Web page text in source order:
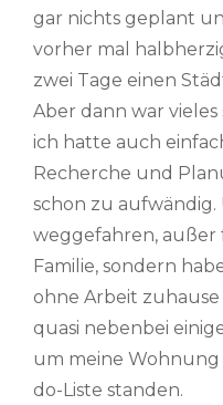
gar nichts geplant
vorher mal
zwei Tage einen
Aber dann war
ich hatte auch
Recherche und
schon zu aufwändig.
weggefahren, außer
Familie, sondern
ohne Arbeit
quasi nebenbei
um meine
do-Liste standen.